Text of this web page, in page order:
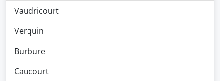
Vaudricourt
Verquin
Burbure
Caucourt